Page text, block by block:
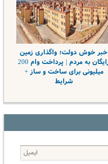
خبر خوش دولت؛ واگذاری زمین
رایگان به مردم | پرداخت وام 200
میلیونی برای ساخت و ساز +
شرایط